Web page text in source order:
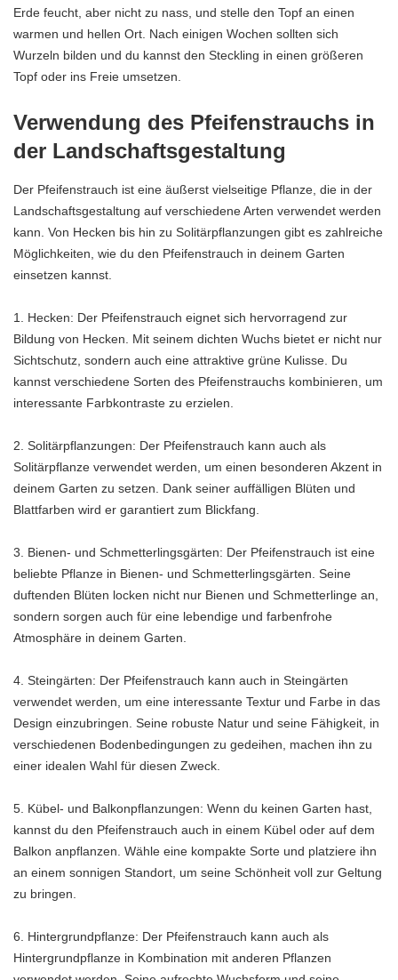
Erde feucht, aber nicht zu nass, und stelle den Topf an einen
warmen und hellen Ort. Nach einigen Wochen sollten sich
Wurzeln bilden und du kannst den Steckling in einen größeren
Topf oder ins Freie umsetzen.
Verwendung des Pfeifenstrauchs in
der Landschaftsgestaltung
Der Pfeifenstrauch ist eine äußerst vielseitige Pflanze, die in der
Landschaftsgestaltung auf verschiedene Arten verwendet werden
kann. Von Hecken bis hin zu Solitärpflanzungen gibt es zahlreiche
Möglichkeiten, wie du den Pfeifenstrauch in deinem Garten
einsetzen kannst.
1. Hecken: Der Pfeifenstrauch eignet sich hervorragend zur
Bildung von Hecken. Mit seinem dichten Wuchs bietet er nicht nur
Sichtschutz, sondern auch eine attraktive grüne Kulisse. Du
kannst verschiedene Sorten des Pfeifenstrauchs kombinieren, um
interessante Farbkontraste zu erzielen.
2. Solitärpflanzungen: Der Pfeifenstrauch kann auch als
Solitärpflanze verwendet werden, um einen besonderen Akzent in
deinem Garten zu setzen. Dank seiner auffälligen Blüten und
Blattfarben wird er garantiert zum Blickfang.
3. Bienen- und Schmetterlingsgärten: Der Pfeifenstrauch ist eine
beliebte Pflanze in Bienen- und Schmetterlingsgärten. Seine
duftenden Blüten locken nicht nur Bienen und Schmetterlinge an,
sondern sorgen auch für eine lebendige und farbenfrohe
Atmosphäre in deinem Garten.
4. Steingärten: Der Pfeifenstrauch kann auch in Steingärten
verwendet werden, um eine interessante Textur und Farbe in das
Design einzubringen. Seine robuste Natur und seine Fähigkeit, in
verschiedenen Bodenbedingungen zu gedeihen, machen ihn zu
einer idealen Wahl für diesen Zweck.
5. Kübel- und Balkonpflanzungen: Wenn du keinen Garten hast,
kannst du den Pfeifenstrauch auch in einem Kübel oder auf dem
Balkon anpflanzen. Wähle eine kompakte Sorte und platziere ihn
an einem sonnigen Standort, um seine Schönheit voll zur Geltung
zu bringen.
6. Hintergrundpflanze: Der Pfeifenstrauch kann auch als
Hintergrundpflanze in Kombination mit anderen Pflanzen